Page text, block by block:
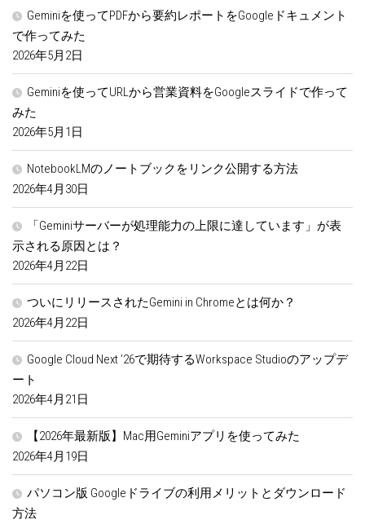
Geminiを使ってPDFから要約レポートをGoogleドキュメント
で作ってみた
2026年5月2日
Geminiを使ってURLから営業資料をGoogleスライドで作って
みた
2026年5月1日
NotebookLMのノートブックをリンク公開する方法
2026年4月30日
「Geminiサーバーが処理能力の上限に達しています」が表
示される原因とは？
2026年4月22日
ついにリリースされたGemini in Chromeとは何か？
2026年4月22日
Google Cloud Next ’26で期待するWorkspace Studioのアップデ
ート
2026年4月21日
【2026年最新版】Mac用Geminiアプリを使ってみた
2026年4月19日
パソコン版 Googleドライブの利用メリットとダウンロード
方法